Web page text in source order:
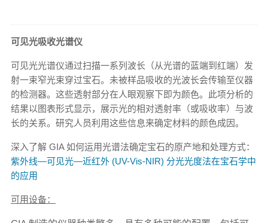
可见光吸收光谱仪
可见光光谱仪通过扫描一系列波长（从光谱的蓝端到红端）发
射一束窄光束穿过宝石。未被样品吸收的光波长会传输至仪器
的检测器。这些透射部分在人眼观察下即为颜色。此项分析的
结果以图表形式显示，展示光的相对透射率（或吸收率）与波
长的关系。研究人员利用这些信息来确定材料的颜色成因。
深入了解 GIA 如何运用光谱法确定宝石的原产地和处理方式：
紫外线—可见光—近红外 (UV-Vis-NIR) 分光光度法在宝石学中
的应用
可用设备：